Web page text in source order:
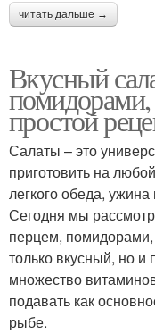
читать дальше →
Вкусный
простой
Салаты – это
приготовить на
легкого обеда, ужина
Сегодня мы
перцем,
только вкусный, но и
множество
подавать как
рыбе.